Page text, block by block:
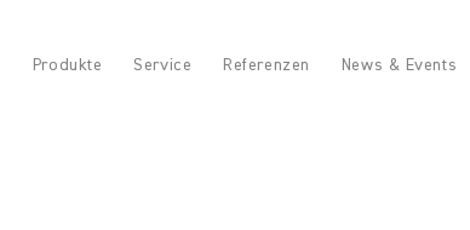
Produkte Service Referenzen News & Events